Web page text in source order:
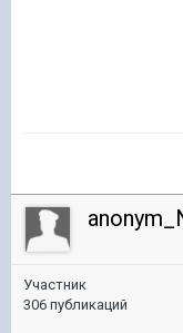
Участник
306 публикаций